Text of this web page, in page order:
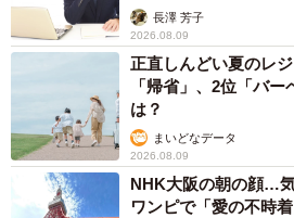
アカウンセラーが解説
長澤 芳子
2026.08.09
正直しんどい夏のレ
「帰省」、2位「バ
は？
まいどなデータ
2026.08.09
NHK大阪の朝の顔…
ワンピで「愛の不時